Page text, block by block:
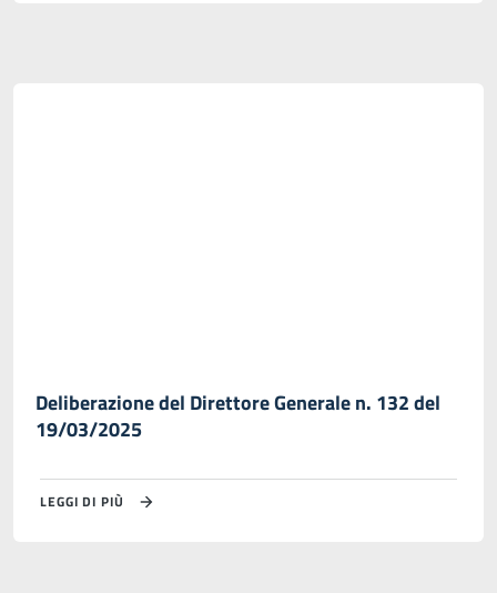
Deliberazione del Direttore Generale n. 132 del
19/03/2025
LEGGI DI PIÙ